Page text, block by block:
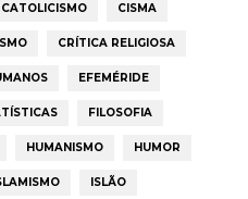
CATOLICISMO CISMA
CRÍTICA RELIGIOSA
EFEMÉRIDE
FILOSOFIA
HUMANISMO HUMOR
ISLÃO